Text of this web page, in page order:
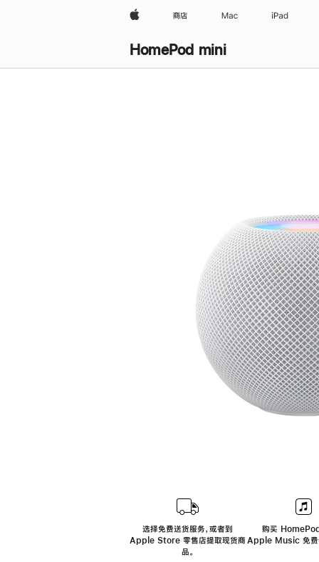
Apple 商店 Mac iPad
HomePod mini
选择免费送货服务，或者到
Apple Store 零售店提取现货商
品。
购买
Apple Music 免费